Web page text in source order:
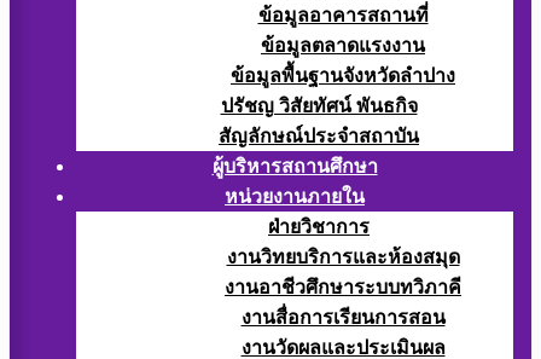
ข้อมูลอาคารสถานที่
ข้อมูลตลาดแรงงาน
ข้อมูลพื้นฐานจังหวัดลำปาง
ปรัชญ วิสัยทัศน์ พันธกิจ
สัญลักษณ์ประจำสถาบัน
ผู้บริหารสถานศึกษา
หน่วยงานภายใน
ฝ่ายวิชาการ
งานวิทยบริการและห้องสมุด
งานอาชีวศึกษาระบบทวิภาคี
งานสื่อการเรียนการสอน
งานวัดผลและประเมินผล